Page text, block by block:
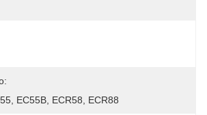
EC55B, ECR58, ECR88